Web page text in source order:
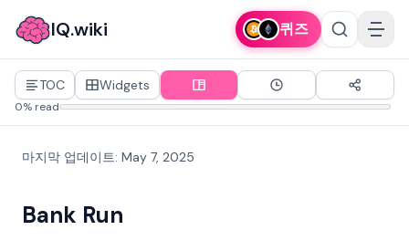
IQ.wiki 퀴즈
TOC Widgets
0% read
마지막 업데이트: May 7, 2025
Bank Run